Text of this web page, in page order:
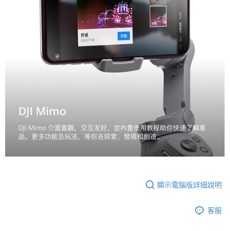
顯示電腦版詳細說明
客服